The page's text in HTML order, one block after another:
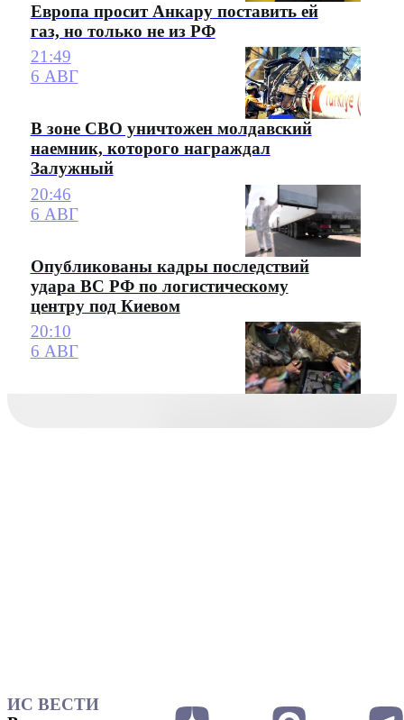
Европа просит Анкару поставить ей
газ, но только не из РФ
21:49
6 АВГ
В зоне СВО уничтожен молдавский
наемник, которого награждал
Залужный
20:46
6 АВГ
Опубликованы кадры последствий
удара ВС РФ по логистическому
центру под Киевом
20:10
6 АВГ
ИС ВЕСТИ